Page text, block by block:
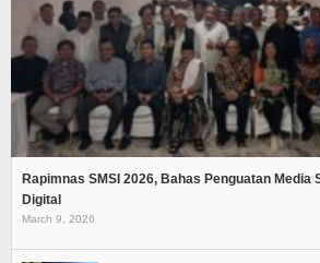
Rapimnas SMSI 2026, Bahas Penguatan Media
Digital
March 9, 2026